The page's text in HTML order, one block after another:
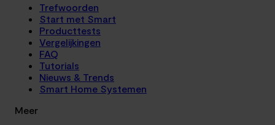
Trefwoorden
Start met Smart
Producttests
Vergelijkingen
FAQ
Tutorials
Nieuws & Trends
Smart Home Systemen
Meer